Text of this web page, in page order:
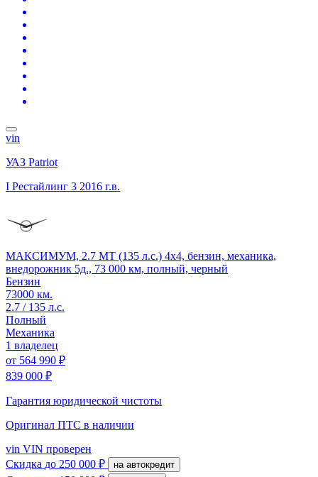
vin
УАЗ Patriot
I Рестайлинг 3 2016 г.в.
МАКСИМУМ, 2.7 MT (135 л.с.) 4x4, бензин, механика,
внедорожник 5д., 73 000 км, полный, черный
Бензин
73000 км.
2.7 / 135 л.с.
Полный
Механика
1 владелец
от 564 990 ₽
839 000 ₽
Гарантия юридической чистоты
Оригинал ПТС в наличии
vin VIN проверен
Скидка до 250 000 ₽ на автокредит